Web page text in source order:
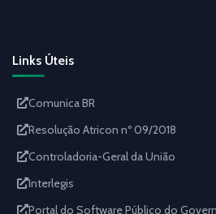
Links Úteis
Comunica BR
Resolução Atricon nº 09/2018
Controladoria-Geral da União
Interlegis
Portal do Software Público do